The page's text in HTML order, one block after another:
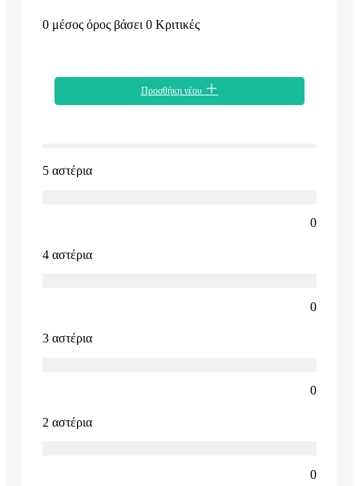
0 μέσος όρος βάσει 0 Κριτικές
Προσθήκη νέου
5 αστέρια
0
4 αστέρια
0
3 αστέρια
0
2 αστέρια
0